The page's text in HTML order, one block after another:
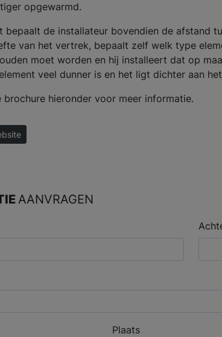
opgewarmd.
bepaalt de installateur bovendien de afstand
van het vertrek, bepaalt zelf welk type
moet worden en hij installeert dat op
veel dunner is en het ligt dichter aan
brochure hieronder voor meer informatie.
AANVRAGEN
Plaats